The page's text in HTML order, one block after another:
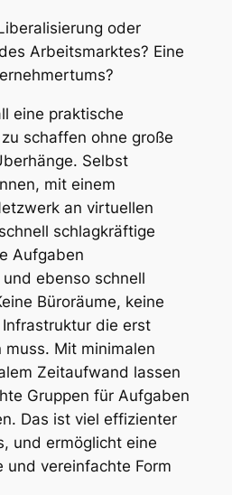
oder
Arbeitsmarktes? Eine
eine praktische
schaffen ohne große
Selbst
mit einem
an virtuellen
schlagkräftige
Aufgaben
ebenso schnell
Büroräume, keine
die erst
Mit minimalen
Zeitaufwand lassen
Gruppen für Aufgaben
Das ist viel effizienter
und ermöglicht eine
und vereinfachte Form